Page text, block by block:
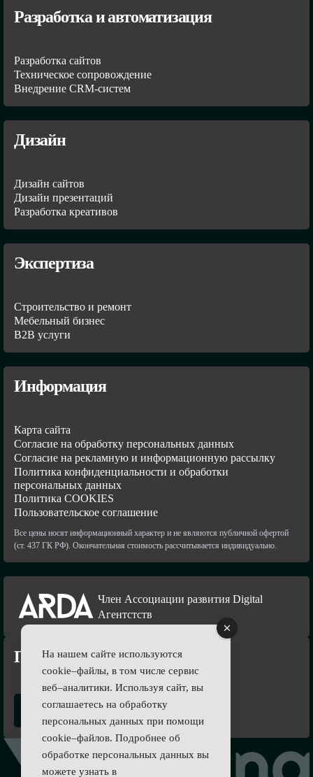
Разработка и автоматизация
Разработка сайтов
Техническое сопровождение
Внедрение CRM-систем
Дизайн
Дизайн сайтов
Дизайн презентаций
Разработка креативов
Экспертиза
Строительство и ремонт
Мебельный бизнес
В2В услуги
Информация
Карта сайта
Согласие на обработку персональных данных
Согласие на рекламную и информационную рассылку
Политика конфиденциальности и обработки
персональных данных
Политика COOKIES
Пользовательское соглашение
Все цены носят информационный характер и не являются публичной офертой
(ст. 437 ГК РФ). Окончательная стоимость рассчитывается индивидуально.
Член Ассоциации развития Digital
Агентстств
Подпишись
На нашем сайте используются
cookie–файлы, в том числе сервис
веб–аналитики. Используя сайт, вы
соглашаетесь на обработку
персональных данных при помощи
cookie–файлов. Подробнее об
обработке персональных данных вы
можете узнать в